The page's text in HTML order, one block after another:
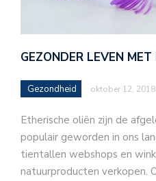
GEZONDER LEVEN
Gezondheid oktober 12, 2018
Etherische oliën zijn de
populair geworden in ons
tientallen webshops en
natuurproducten verkopen.